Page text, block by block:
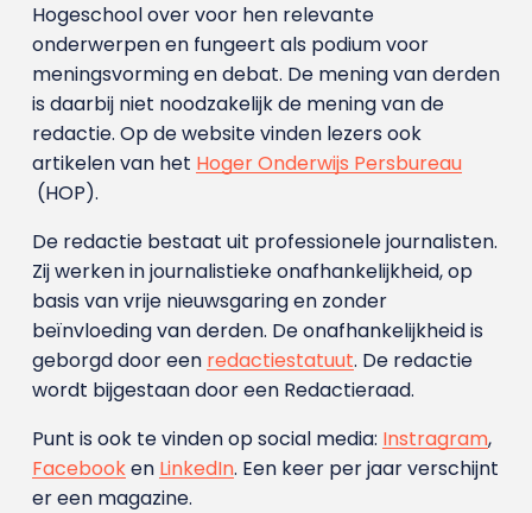
Hogeschool over voor hen relevante
onderwerpen en fungeert als podium voor
meningsvorming en debat. De mening van derden
is daarbij niet noodzakelijk de mening van de
redactie. Op de website vinden lezers ook
artikelen van het Hoger Onderwijs Persbureau
(HOP).
De redactie bestaat uit professionele journalisten.
Zij werken in journalistieke onafhankelijkheid, op
basis van vrije nieuwsgaring en zonder
beïnvloeding van derden. De onafhankelijkheid is
geborgd door een redactiestatuut. De redactie
wordt bijgestaan door een Redactieraad.
Punt is ook te vinden op social media: Instragram,
Facebooken LinkedIn. Een keer per jaar verschijnt
er een magazine.